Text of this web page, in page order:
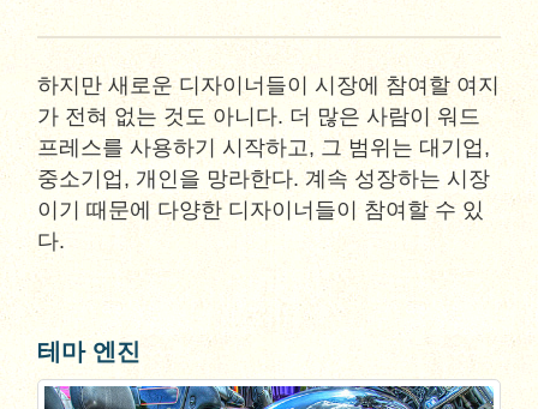
하지만 새로운 디자이너들이 시장에 참여할 여지
가 전혀 없는 것도 아니다. 더 많은 사람이 워드
프레스를 사용하기 시작하고, 그 범위는 대기업,
중소기업, 개인을 망라한다. 계속 성장하는 시장
이기 때문에 다양한 디자이너들이 참여할 수 있
다.
테마 엔진